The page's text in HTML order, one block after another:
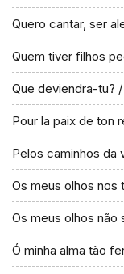
Quero cantar, ser
Quem tiver filhos
Que deviendra-tu?
Pour la paix de ton
Pelos caminhos da
Os meus olhos nos
Os meus olhos não
Ó minha alma tão